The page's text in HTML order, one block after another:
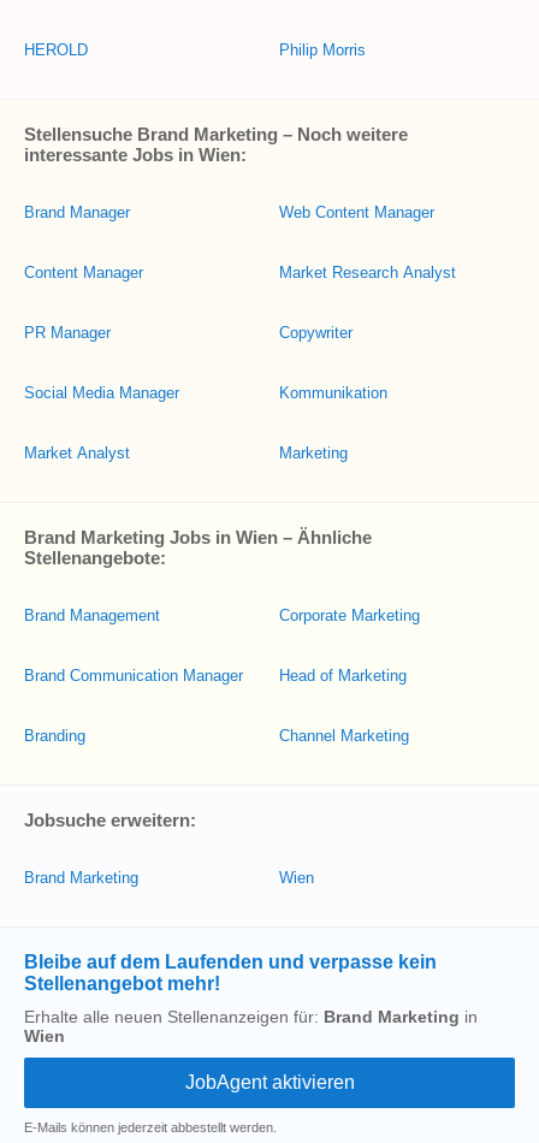
HEROLD Philip Morris
Stellensuche Brand Marketing – Noch weitere
interessante Jobs in Wien:
Brand Manager
Content Manager
PR Manager
Social Media Manager
Market Analyst
Web Content Manager
Market Research Analyst
Copywriter
Kommunikation
Marketing
Brand Marketing Jobs in Wien – Ähnliche
Stellenangebote:
Brand Management
Brand Communication Manager
Branding
Corporate Marketing
Head of Marketing
Channel Marketing
Jobsuche erweitern:
Brand Marketing Wien
Bleibe auf dem Laufenden und verpasse kein
Stellenangebot mehr!
Erhalte alle neuen Stellenanzeigen für: Brand Marketing in
Wien
E-Mails können jederzeit abbestellt werden.